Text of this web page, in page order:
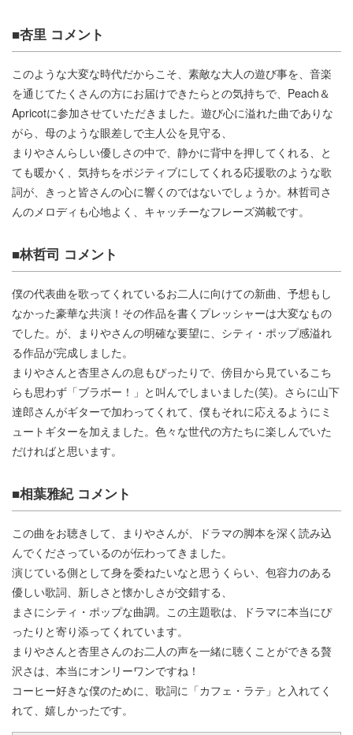
■杏里 コメント
このような大変な時代だからこそ、素敵な大人の遊び事を、音楽
を通じてたくさんの方にお届けできたらとの気持ちで、Peach＆
Apricotに参加させていただきました。遊び心に溢れた曲でありな
がら、母のような眼差しで主人公を見守る、
まりやさんらしい優しさの中で、静かに背中を押してくれる、と
ても暖かく、気持ちをポジティブにしてくれる応援歌のような歌
詞が、きっと皆さんの心に響くのではないでしょうか。林哲司さ
んのメロディも心地よく、キャッチーなフレーズ満載です。
■林哲司 コメント
僕の代表曲を歌ってくれているお二人に向けての新曲、予想もし
なかった豪華な共演！その作品を書くプレッシャーは大変なもの
でした。が、まりやさんの明確な要望に、シティ・ポップ感溢れ
る作品が完成しました。
まりやさんと杏里さんの息もぴったりで、傍目から見ているこち
らも思わず「ブラボー！」と叫んでしまいました(笑)。さらに山下
達郎さんがギターで加わってくれて、僕もそれに応えるようにミ
ュートギターを加えました。色々な世代の方たちに楽しんでいた
だければと思います。
■相葉雅紀 コメント
この曲をお聴きして、まりやさんが、ドラマの脚本を深く読み込
んでくださっているのが伝わってきました。
演じている側として身を委ねたいなと思うくらい、包容力のある
優しい歌詞、新しさと懐かしさが交錯する、
まさにシティ・ポップな曲調。この主題歌は、ドラマに本当にぴ
ったりと寄り添ってくれています。
まりやさんと杏里さんのお二人の声を一緒に聴くことができる贅
沢さは、本当にオンリーワンですね！
コーヒー好きな僕のために、歌詞に「カフェ・ラテ」と入れてく
れて、嬉しかったです。